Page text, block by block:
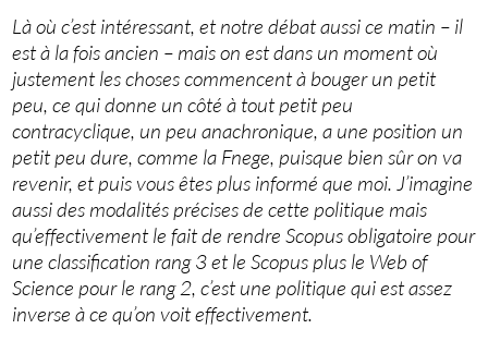
Là où c’est intéressant, et notre débat aussi ce matin – il
est à la fois ancien – mais on est dans un moment où
justement les choses commencent à bouger un petit
peu, ce qui donne un côté à tout petit peu
contracyclique, un peu anachronique, a une position un
petit peu dure, comme la Fnege, puisque bien sûr on va
revenir, et puis vous êtes plus informé que moi. J’imagine
aussi des modalités précises de cette politique mais
qu’effectivement le fait de rendre Scopus obligatoire pour
une classification rang 3 et le Scopus plus le Web of
Science pour le rang 2, c’est une politique qui est assez
inverse à ce qu’on voit effectivement.